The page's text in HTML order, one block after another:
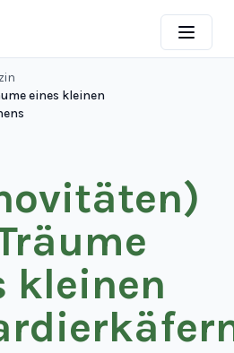
eines kleinen
kleinen